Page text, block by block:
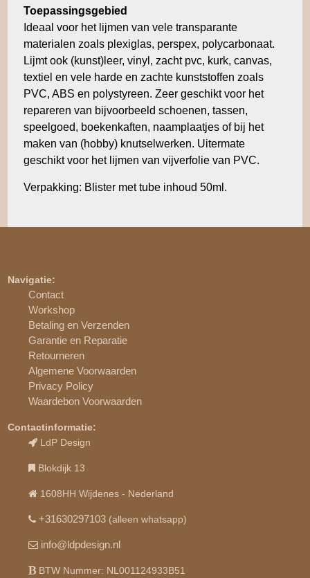
Toepassingsgebied
Ideaal voor het lijmen van vele transparante
materialen zoals plexiglas, perspex, polycarbonaat.
Lijmt ook (kunst)leer, vinyl, zacht pvc, kurk, canvas,
textiel en vele harde en zachte kunststoffen zoals
PVC, ABS en polystyreen. Zeer geschikt voor het
repareren van bijvoorbeeld schoenen, tassen,
speelgoed, boekenkaften, naamplaatjes of bij het
maken van (hobby) knutselwerken. Uitermate
geschikt voor het lijmen van vijverfolie van PVC.
Verpakking: Blister met tube inhoud 50ml.
Navigatie:
Contact
Workshop
Betaling en Verzenden
Garantie en Reparatie
Retourneren
Algemene Voorwaarden
Privacy Policy
Waardebon Voorwaarden
Contactinformatie:
LdP Design
Blokdijk 13
1608HH Wijdenes - Nederland
+31630297103 (alleen whatsapp)
info@ldpdesign.nl
BTW Nummer: NL001124933B51